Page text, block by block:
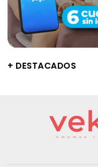
+ DESTACADOS